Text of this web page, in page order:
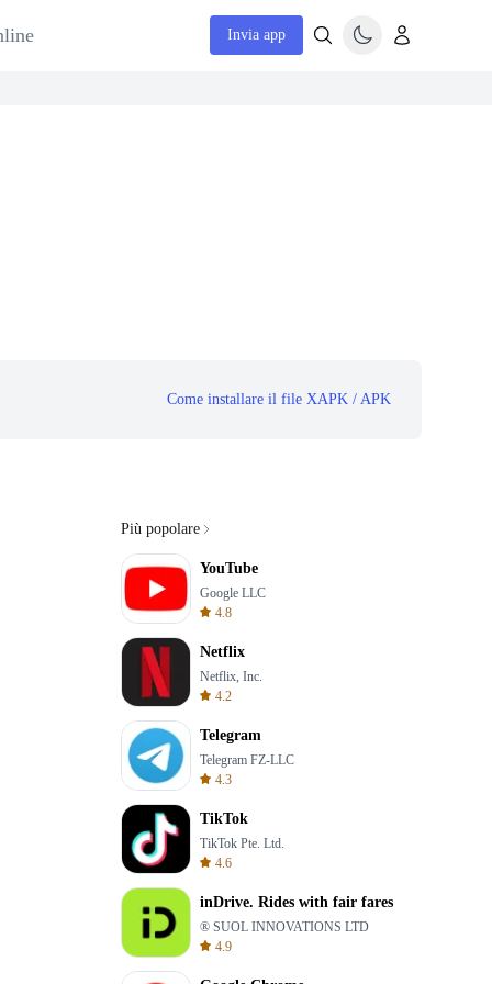
Invia app
Come installare il file XAPK / APK
Più popolare
YouTube
Google LLC
4.8
Netflix
Netflix, Inc.
4.2
Telegram
Telegram FZ-LLC
4.3
TikTok
TikTok Pte. Ltd.
4.6
inDrive. Rides with fair fares
® SUOL INNOVATIONS LTD
4.9